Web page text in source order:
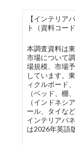
【インテリア
ト（資料コー
本調査資料は
市場について
場規模、市場
しています。
ィクルボード
（ベッド、棚
（インドネシ
ール、タイな
インテリアパ
は2026年英語